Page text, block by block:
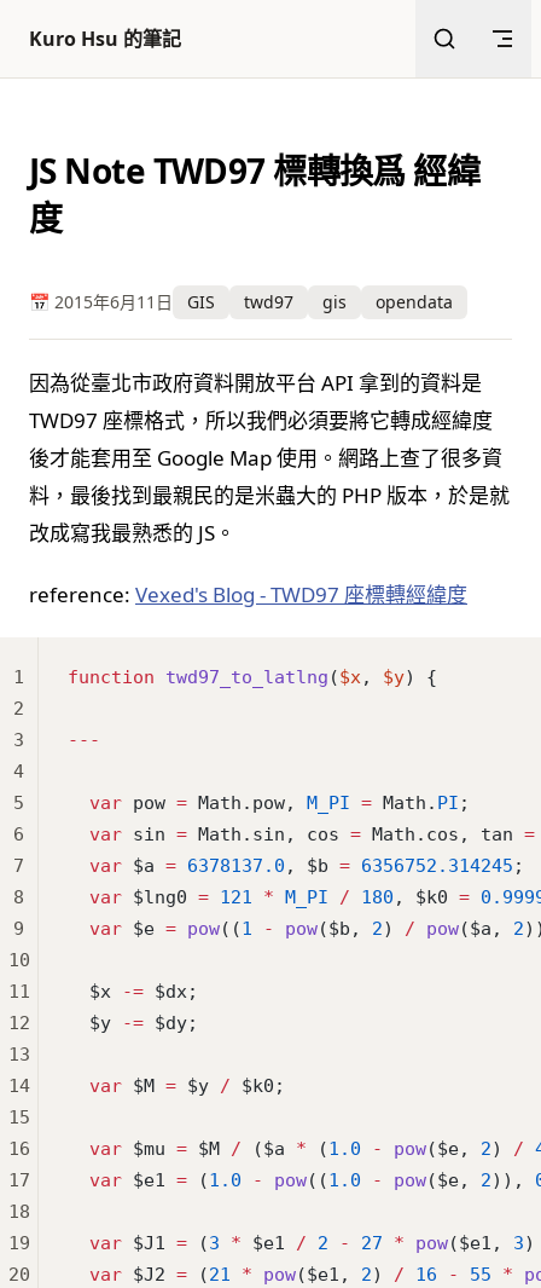
跳至內容
Kuro Hsu 的筆記
返回頂部
JS Note TWD97 標轉換爲 經緯
度
📅 2015年6月11日 GIS twd97 gis opendata
因為從臺北市政府資料開放平台 API 拿到的資料是
TWD97 座標格式，所以我們必須要將它轉成經緯度
後才能套用至 Google Map 使用。網路上查了很多資
料，最後找到最親民的是米蟲大的 PHP 版本，於是就
改成寫我最熟悉的 JS。
reference: Vexed's Blog - TWD97 座標轉經緯度
function twd97_to_latlng ($x, $y) {
---
  var
pow = Math.pow, M_PI = Math. PI ;
  var
sin = Math.sin, cos = Math.cos, tan =
  var
$a = 6378137.0 , $b = 6356752.314245 ;
  var
$lng0 = 121 * M_PI / 180 , $k0 =
  var
$e = pow((1 - pow($b, 2) / pow($a, 2
  $x
-= $dx;
  $y
-= $dy;
  var
$M = $y / $k0;
  var
$mu = $M / ($a * (1.0 - pow($e, 2) /
  var
$e1 = (1.0 - pow((1.0 - pow($e, 2)),
  var
$J1 = (3 * $e1 / 2 - 27 * pow($e1, 3
  var
$J2 = (21 * pow($e1, 2) / 16 - 55 *
1
2
3
4
5
6
7
8
9
10
11
12
13
14
15
16
17
18
19
20